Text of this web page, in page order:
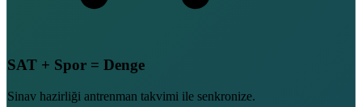
SAT + Spor = Denge
Sinav hazirliği antrenman takvimi ile senkronize.